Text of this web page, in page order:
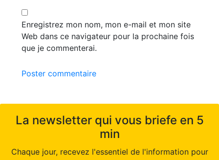
Enregistrez mon nom, mon e-mail et mon site
Web dans ce navigateur pour la prochaine fois
que je commenterai.
Poster commentaire
La newsletter qui vous briefe en 5
min
Chaque jour, recevez l'essentiel de l'information pour